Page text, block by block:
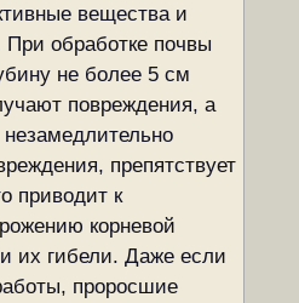
вещества и
обработке почвы
не более 5 см
повреждения, а
препятствует
приводит к
корневой
их гибели. Даже если
проросшие